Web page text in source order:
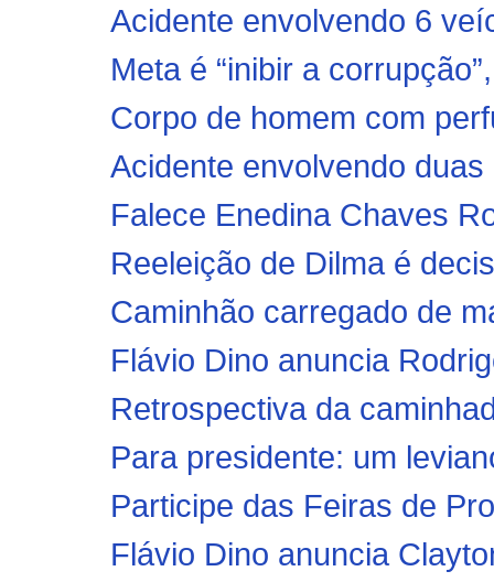
Acidente envolvendo 6
Meta é “inibir a
Corpo de homem com
Acidente envolvendo
Falece Enedina Chaves
Reeleição de Dilma é
Caminhão carregado de
Flávio Dino anuncia
Retrospectiva da
Participe das Feiras de
Flávio Dino anuncia